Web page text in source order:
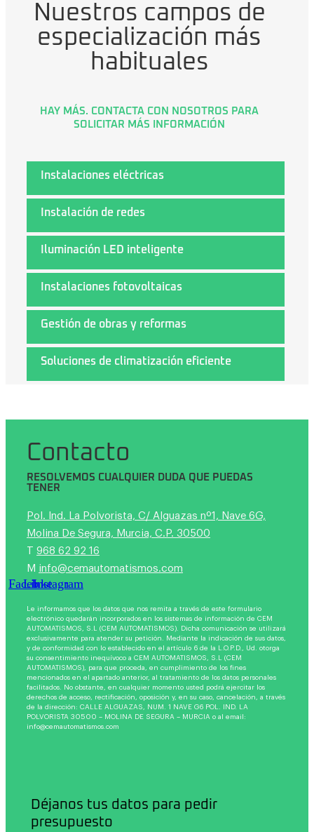
Nuestros campos de
especialización más
habituales
HAY MÁS. CONTACTA CON NOSOTROS PARA
SOLICITAR MÁS INFORMACIÓN
Instalaciones eléctricas
Instalación de redes
Iluminación LED inteligente
Instalaciones fotovoltaicas
Gestión de obras y reformas
Soluciones de climatización eficiente
Contacto
RESOLVEMOS CUALQUIER DUDA QUE PUEDAS
TENER
Pol. Ind. La Polvorista, C/ Alguazas nº1, Nave 6G,
Molina De Segura, Murcia, C.P. 30500
968 62 92 16
M info@cemautomatismos.com
Facebook
Linkedin
Instagram
Le informamos que los datos que nos remita a través de este formulario
electrónico quedarán incorporados en los sistemas de información de CEM
AUTOMATISMOS, S.L (CEM AUTOMATISMOS). Dicha comunicación se utilizará
exclusivamente para atender su petición. Mediante la indicación de sus datos,
y de conformidad con lo establecido en el artículo 6 de la L.O.P.D., Ud. otorga
su consentimiento inequívoco a CEM AUTOMATISMOS, S.L (CEM
AUTOMATISMOS), para que proceda, en cumplimiento de los fines
mencionados en el apartado anterior, al tratamiento de los datos personales
facilitados. No obstante, en cualquier momento usted podrá ejercitar los
derechos de acceso, rectificación, oposición y, en su caso, cancelación, a través
de la dirección: CALLE ALGUAZAS, NUM. 1 NAVE G6 POL. IND. LA
POLVORISTA 30500 – MOLINA DE SEGURA – MURCIA o al email:
info@cemautomatismos.com
Déjanos tus datos para pedir
presupuesto